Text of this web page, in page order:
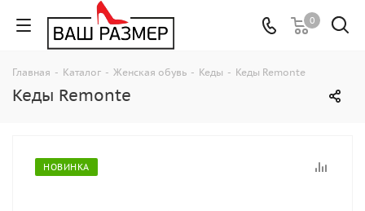
0
Главная - Каталог - Женская обувь - Кеды - Кеды Remonte
Кеды Remonte
НОВИНКА